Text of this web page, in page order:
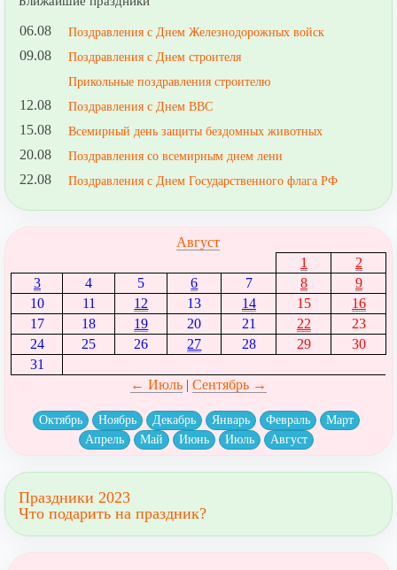
06.08 Поздравления с Днем Железнодорожных войск
09.08
Поздравления с Днем строителя
Прикольные поздравления строителю
12.08 Поздравления с Днем ВВС
15.08 Всемирный день защиты бездомных животных
20.08 Поздравления со всемирным днем лени
22.08 Поздравления с Днем Государственного флага РФ
Август
1
2
3
4 5 6 7 8
9
10
11 12 13 14 15
16
17
18 19 20 21 22
23
24
25 26 27 28 29
30
31
← Июль| Сентябрь →
Октябрь Ноябрь Декабрь Январь Февраль
Март
Апрель
Май Июнь Июль Август
Праздники 2023
Что подарить на праздник?